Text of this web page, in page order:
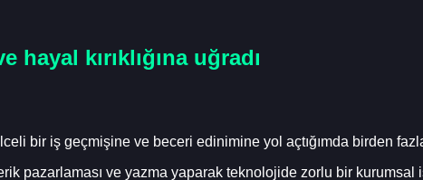
kırıklığına uğradı
bir iş geçmişine ve beceri edinimine yol açtığımda birden
pazarlaması ve yazma yaparak teknolojide zorlu bir kurumsal